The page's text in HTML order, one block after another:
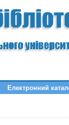
Електронний